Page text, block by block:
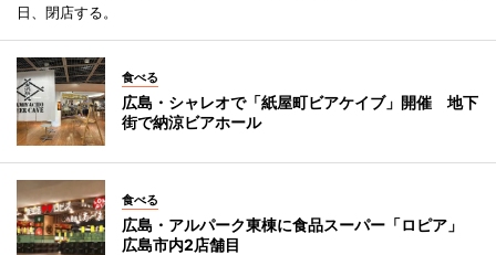
日、閉店する。
食べる
広島・シャレオで「紙屋町ビアケイブ」開催 地下
街で納涼ビアホール
食べる
広島・アルパーク東棟に食品スーパー「ロピア」
広島市内2店舗目